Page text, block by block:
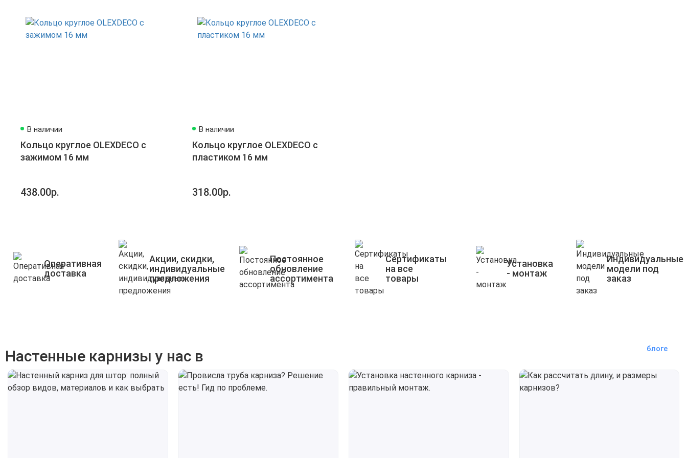
В наличии
Кольцо круглое OLEXDECO с
зажимом 16 мм
438.00р.
В наличии
Кольцо круглое OLEXDECO с
пластиком 16 мм
318.00р.
Оперативная
доставка
Акции, скидки,
индивидуальные
предложения
Постоянное
обновление
ассортимента
Сертификаты
на все
товары
Установка
- монтаж
Индивидуальные
модели под
заказ
Настенные карнизы у нас в блоге